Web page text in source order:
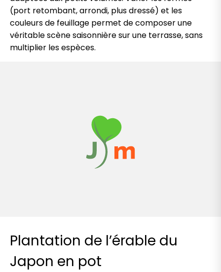
(port retombant, arrondi, plus dressé) et les
couleurs de feuillage permet de composer une
véritable scène saisonnière sur une terrasse, sans
multiplier les espèces.
Plantation de l’érable du
Japon en pot